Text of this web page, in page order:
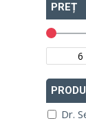
PREȚ
Dr.